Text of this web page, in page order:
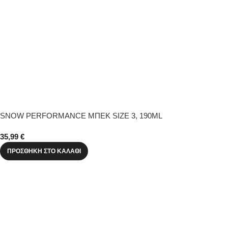
SNOW PERFORMANCE ΜΠΕΚ SIZE 3, 190ML
35,99 €
ΠΡΟΣΘΉΚΗ ΣΤΟ ΚΑΛΆΘΙ